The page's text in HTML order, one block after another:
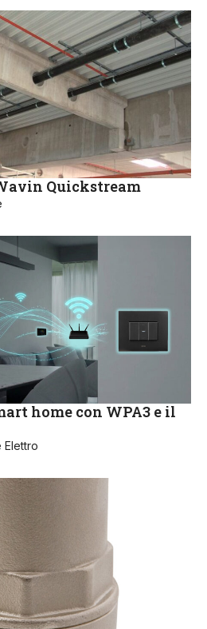
Quickstream
home con WPA3 e il
Elettro